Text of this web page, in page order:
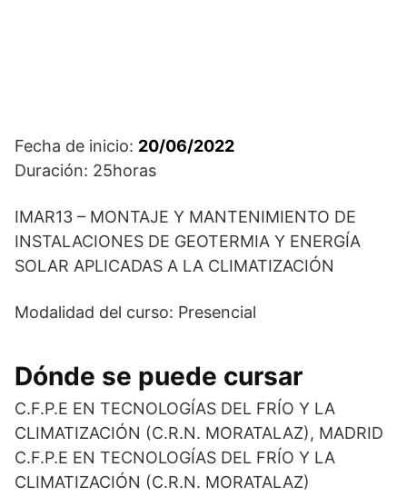
Fecha de inicio: 20/06/2022
Duración: 25horas
IMAR13 – MONTAJE Y MANTENIMIENTO DE
INSTALACIONES DE GEOTERMIA Y ENERGÍA
SOLAR APLICADAS A LA CLIMATIZACIÓN
Modalidad del curso: Presencial
Dónde se puede cursar
C.F.P.E EN TECNOLOGÍAS DEL FRÍO Y LA
CLIMATIZACIÓN (C.R.N. MORATALAZ), MADRID
C.F.P.E EN TECNOLOGÍAS DEL FRÍO Y LA
CLIMATIZACIÓN (C.R.N. MORATALAZ)